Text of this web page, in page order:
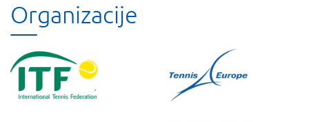
Organizacije